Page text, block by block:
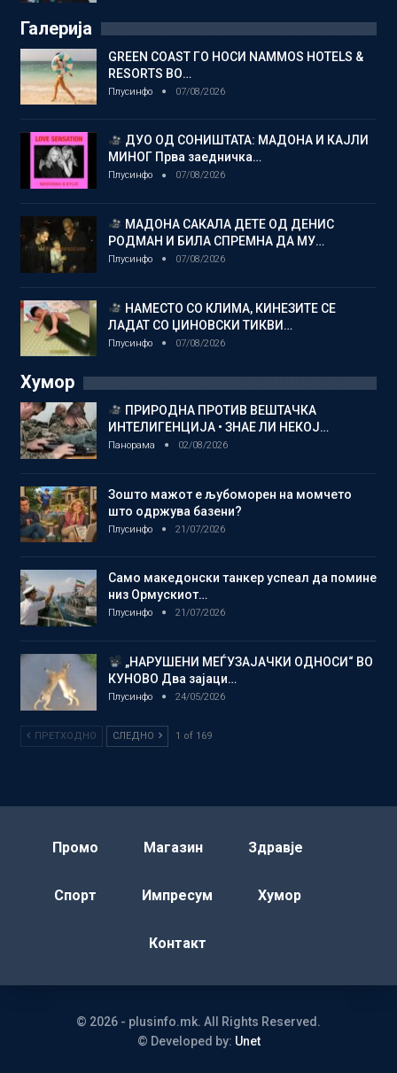
Галерија
GREEN COAST ГО НОСИ NAMMOS HOTELS &
RESORTS ВО…
Плусинфо 07/08/2026
ДУО ОД СОНИШТАТА: МАДОНА И КАЈЛИ
МИНОГ Прва заедничка…
Плусинфо 07/08/2026
МАДОНА САКАЛА ДЕТЕ ОД ДЕНИС
РОДМАН И БИЛА СПРЕМНА ДА МУ…
Плусинфо 07/08/2026
НАМЕСТО СО КЛИМА, КИНЕЗИТЕ СЕ
ЛАДАТ СО ЏИНОВСКИ ТИКВИ…
Плусинфо 07/08/2026
Хумор
ПРИРОДНА ПРОТИВ ВЕШТАЧКА
ИНТЕЛИГЕНЦИЈА • ЗНАЕ ЛИ НЕКОЈ…
Панорама 02/08/2026
Зошто мажот е љубоморен на момчето
што одржува базени?
Плусинфо 21/07/2026
Само македонски танкер успеал да помине
низ Ормускиот…
Плусинфо 21/07/2026
„НАРУШЕНИ МЕЃУЗАЈАЧКИ ОДНОСИ“ ВО
КУНОВО Два зајаци…
Плусинфо 24/05/2026
ПРЕТХОДНО СЛЕДНО 1 of 169
Промо Магазин Здравје
Спорт Импресум Хумор
Контакт
© 2026 - plusinfo.mk. All Rights Reserved.
© Developed by: Unet